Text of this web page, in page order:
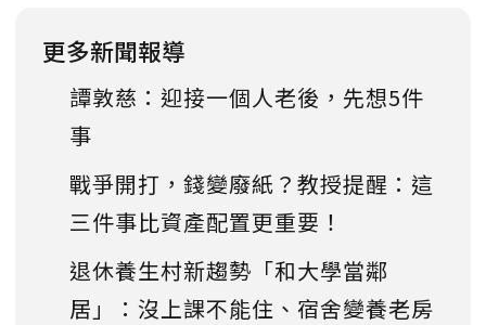
更多新聞報導
譚敦慈：迎接一個人老後，先想5件
事
戰爭開打，錢變廢紙？教授提醒：這
三件事比資產配置更重要！
退休養生村新趨勢「和大學當鄰
居」：沒上課不能住、宿舍變養老房